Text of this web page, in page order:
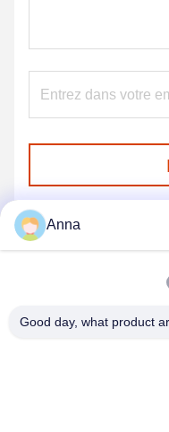
Anna
Good day, what product